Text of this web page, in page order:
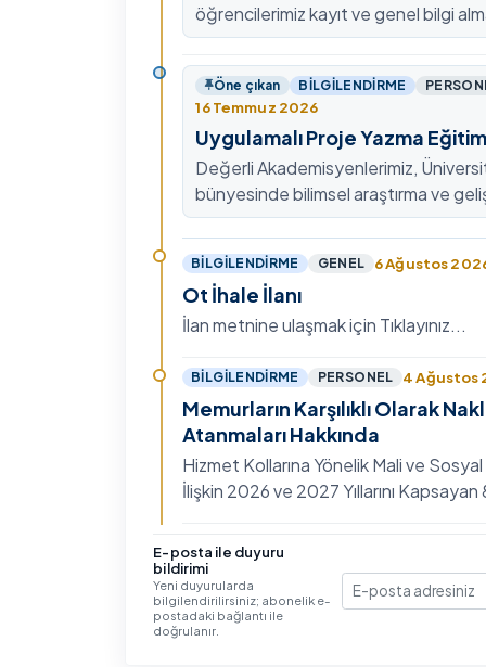
öğrencilerimiz kayıt ve genel bilgi
0478 211 75 75 Dahili: 1913 nolu
ulaşabilirsiniz.
Öne çıkan BILGILENDIRME
16 Temmuz 2026
Uygulamalı Proje Yazma
Değerli Akademisyenlerimiz,
bünyesinde bilimsel araştırma ve
kültürünü güçlendirmek, ulusal ve
fon mekanizmala…
BILGILENDIRME GENEL 6 Ağustos
Ot İhale İlanı
İlan metnine ulaşmak için Tıklayınız...
BILGILENDIRME PERSONEL 4 Ağustos
Memurların Karşılıklı Olarak
Atanmaları Hakkında
Hizmet Kollarına Yönelik Mali ve
İlişkin 2026 ve 2027 Yıllarını
Hizmet…
BILGILENDIRME
IV. Uluslararası İlişkiler
Ayrıntılı bilgi ve başvuru için Tıklayınız...
E-posta ile duyuru
bildirimi
Yeni duyurularda
bilgilendirilirsiniz; abonelik e-
postadaki bağlantı ile
doğrulanır.
E-posta